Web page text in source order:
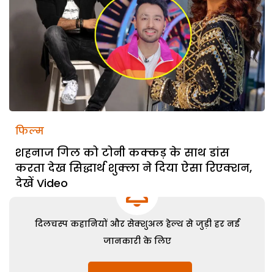
फिल्म
शहनाज गिल को टोनी कक्कड़ के साथ डांस
करता देख सिद्धार्थ शुक्ला ने दिया ऐसा रिएक्शन,
देखें Video
दिलचस्प कहानियों और सेक्शुअल हेल्थ से जुड़ी हर नई
जानकारी के लिए